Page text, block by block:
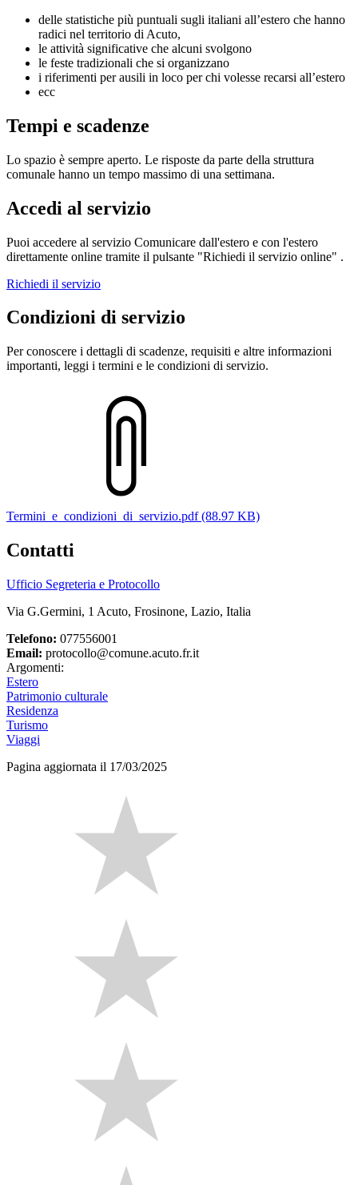
delle statistiche più puntuali sugli italiani all’estero che hanno
radici nel territorio di Acuto,
le attività significative che alcuni svolgono
le feste tradizionali che si organizzano
i riferimenti per ausili in loco per chi volesse recarsi all’estero
ecc
Tempi e scadenze
Lo spazio è sempre aperto. Le risposte da parte della struttura
comunale hanno un tempo massimo di una settimana.
Accedi al servizio
Puoi accedere al servizio Comunicare dall'estero e con l'estero
direttamente online tramite il pulsante "Richiedi il servizio online" .
Richiedi il servizio
Condizioni di servizio
Per conoscere i dettagli di scadenze, requisiti e altre informazioni
importanti, leggi i termini e le condizioni di servizio.
Termini_e_condizioni_di_servizio.pdf (88.97 KB)
Contatti
Ufficio Segreteria e Protocollo
Via G.Germini, 1 Acuto, Frosinone, Lazio, Italia
Telefono: 077556001
Email: protocollo@comune.acuto.fr.it
Argomenti:
Estero
Patrimonio culturale
Residenza
Turismo
Viaggi
Pagina aggiornata il 17/03/2025